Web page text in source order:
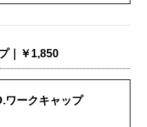
｜￥1,850
ークキャップ